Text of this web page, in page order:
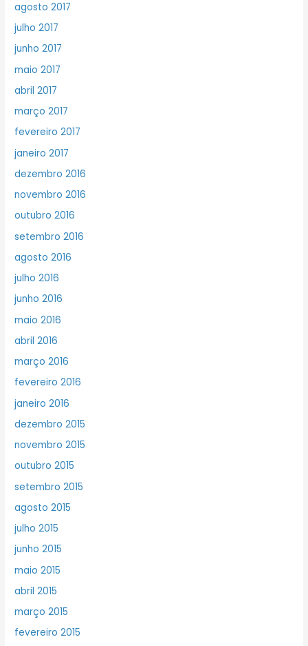
agosto 2017
julho 2017
junho 2017
maio 2017
abril 2017
março 2017
fevereiro 2017
janeiro 2017
dezembro 2016
novembro 2016
outubro 2016
setembro 2016
agosto 2016
julho 2016
junho 2016
maio 2016
abril 2016
março 2016
fevereiro 2016
janeiro 2016
dezembro 2015
novembro 2015
outubro 2015
setembro 2015
agosto 2015
julho 2015
junho 2015
maio 2015
abril 2015
março 2015
fevereiro 2015